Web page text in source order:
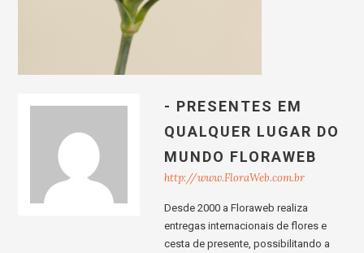
- PRESENTES EM
QUALQUER LUGAR DO
MUNDO FLORAWEB
http://www.FloraWeb.com.br
Desde 2000 a Floraweb realiza
entregas internacionais de flores e
cesta de presente, possibilitando a